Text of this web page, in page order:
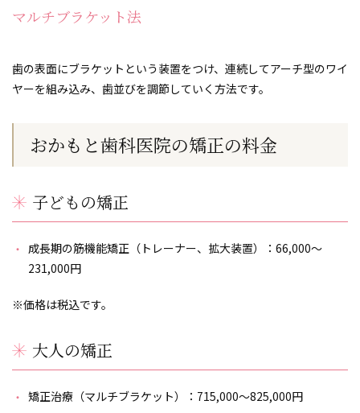
マルチブラケット法
歯の表面にブラケットという装置をつけ、連続してアーチ型のワイ
ヤーを組み込み、歯並びを調節していく方法です。
おかもと歯科医院の矯正の料金
子どもの矯正
成長期の筋機能矯正（トレーナー、拡大装置）：66,000～
231,000円
※価格は税込です。
大人の矯正
矯正治療（マルチブラケット）：715,000～825,000円